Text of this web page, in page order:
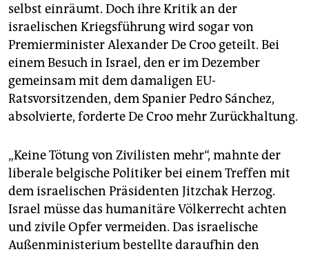
selbst einräumt. Doch ihre Kritik an der
israelischen Kriegsführung wird sogar von
Premierminister Alexander De Croo geteilt. Bei
einem Besuch in Israel, den er im Dezember
gemeinsam mit dem damaligen EU-
Ratsvorsitzenden, dem Spanier Pedro Sánchez,
absolvierte, forderte De Croo mehr Zurückhaltung.
„Keine Tötung von Zivilisten mehr“, mahnte der
liberale belgische Politiker bei einem Treffen mit
dem israelischen Präsidenten Jitzchak Herzog.
Israel müsse das humanitäre Völkerrecht achten
und zivile Opfer vermeiden. Das israelische
Außenministerium bestellte daraufhin den